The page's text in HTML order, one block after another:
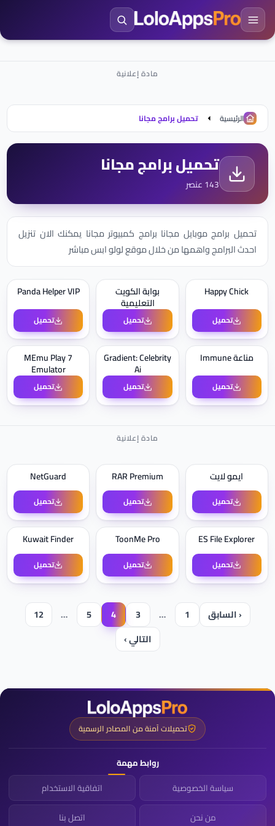
الرئيسية تحميل برامج مجانا
تحميل برامج مجانا
143 عنصر
تحميل برامج موبايل مجانا برامج كمبيوتر مجانا يمكنك الان تنزيل
احدث البرامج واهمها من خلال موقع لولو ابس مباشر
Happy Chick
تحميل
بوابة الكويت
التعليمية
تحميل
Panda Helper VIP
تحميل
مناعة Immune
تحميل
Gradient: Celebrity
Ai
تحميل
MEmu Play 7
Emulator
تحميل
ايمو لايت
تحميل
RAR Premium
تحميل
NetGuard
تحميل
ES File Explorer
تحميل
ToonMe Pro
تحميل
Kuwait Finder
تحميل
‹ السابق 1
…
3
4
5
…
12
التالي ›
تحميلات آمنة من المصادر الرسمية
روابط مهمة
سياسة الخصوصية
اتفاقية الاستخدام
من نحن
اتصل بنا